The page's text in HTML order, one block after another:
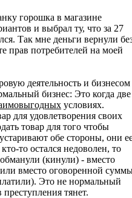
горошка в магазине
и выбрал ту, что за 27
Так мне деньги вернули
прав потребителей на моей
деятельность и бизнесом
бизнес: Это когда две
условиях.
для удовлетворения своих
товар для того чтобы
обе стороны, они
то остался недоволен, то
(кинули) - вместо
вместо оговоренной
Это не нормальный
тянет.